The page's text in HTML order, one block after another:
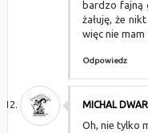
bardzo fajną
żałuję, że
więc nie mam
Odpowiedz
MICHAL
Oh, nie tylko